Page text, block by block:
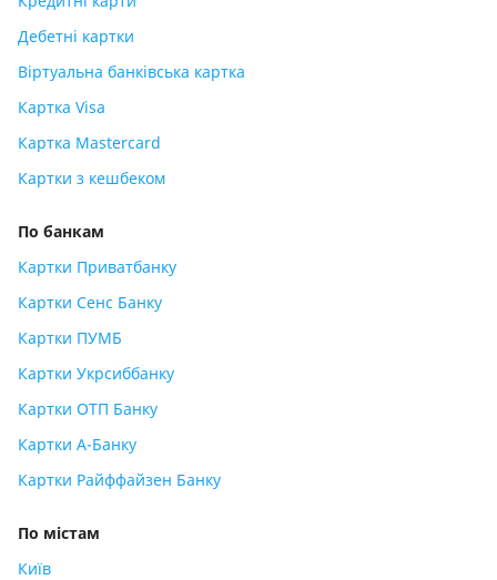
Дебетні картки
Віртуальна банківська картка
Картка Visa
Картка Mastercard
Картки з кешбеком
По банкам
Картки Приватбанку
Картки Сенс Банку
Картки ПУМБ
Картки Укрсиббанку
Картки ОТП Банку
Картки А-Банку
Картки Райффайзен Банку
По містам
Київ